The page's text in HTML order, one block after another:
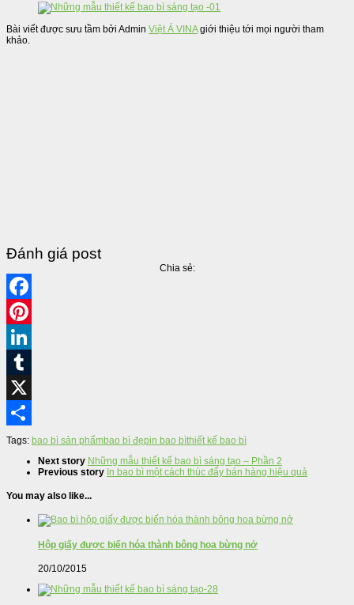
Bài viết được sưu tầm bởi Admin Việt Á VINAgiới thiệu tới mọi người tham
khảo.
Đánh giá post
Chia sẻ:
Share
Tags: bao bì sản phẩmbao bì đẹpin bao bìthiết kế bao bì
Next story Những mẫu thiết kế bao bì sáng tạo – Phần 2
Previous story In bao bì một cách thúc đẩy bán hàng hiệu quả
You may also like...
Hộp giấy được biến hóa thành bông hoa bừng nở
20/10/2015